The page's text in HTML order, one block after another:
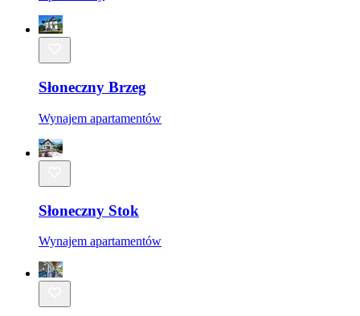
Słoneczny Brzeg
Wynajem apartamentów
Słoneczny Stok
Wynajem apartamentów